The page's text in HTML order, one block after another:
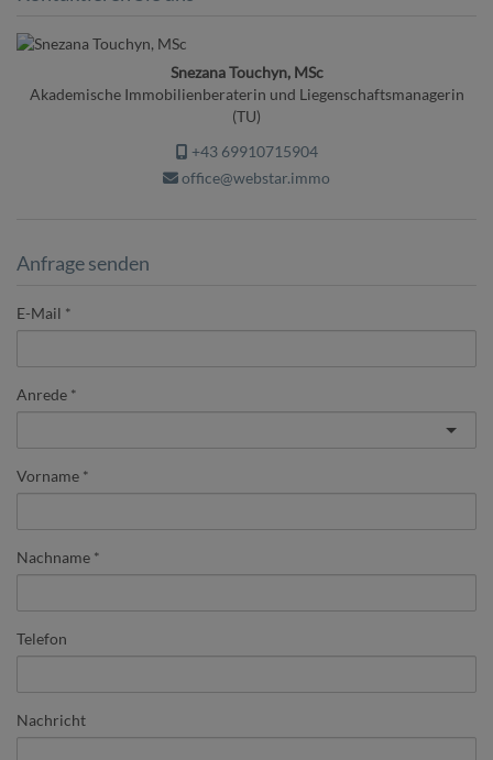
Snezana Touchyn, MSc
Akademische Immobilienberaterin und Liegenschaftsmanagerin
(TU)
+43 69910715904
office@webstar.immo
Anfrage senden
E-Mail
Anrede
Vorname
Nachname
Telefon
Nachricht